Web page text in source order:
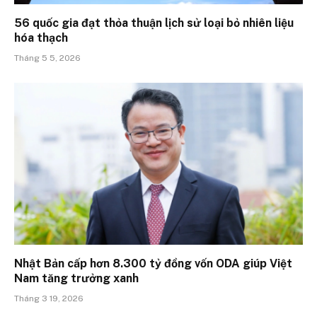
56 quốc gia đạt thỏa thuận lịch sử loại bỏ nhiên liệu
hóa thạch
Tháng 5 5, 2026
Nhật Bản cấp hơn 8.300 tỷ đồng vốn ODA giúp Việt
Nam tăng trưởng xanh
Tháng 3 19, 2026